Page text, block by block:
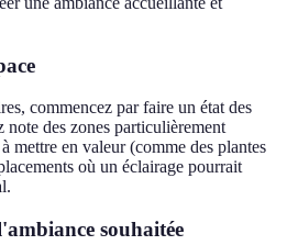
commencez par faire un état des
des zones particulièrement
mettre en valeur (comme des plantes
où un éclairage pourrait
souhaitée